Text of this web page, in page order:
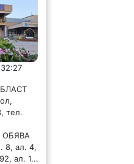
тел.
ОБЯВА
ал. 4,
ал. 1...